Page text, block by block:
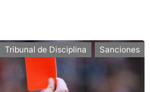
Tribunal de Disciplina Sanciones